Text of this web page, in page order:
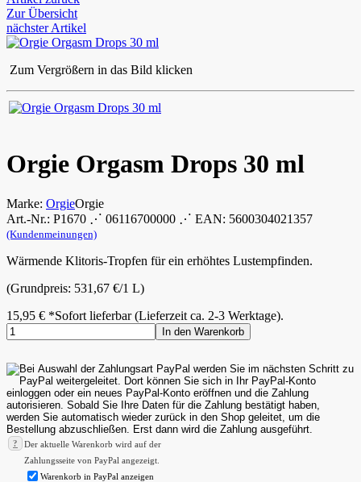
Zur Übersicht
nächster Artikel
Zum Vergrößern in das Bild klicken
Orgie Orgasm Drops 30 ml
Marke: OrgieOrgie
Art.-Nr.: P1670 ⋰ 06116700000 ⋰ EAN: 5600304021357
(Kundenmeinungen)
Wärmende Klitoris-Tropfen für ein erhöhtes Lustempfinden.
(Grundpreis: 531,67 €/1 L)
15,95 € *Sofort lieferbar (Lieferzeit ca. 2-3 Werktage).
In den Warenkorb
?
Der aktuelle Warenkorb wird auf der
Zahlungsseite von PayPal angezeigt.
Warenkorb in PayPal anzeigen